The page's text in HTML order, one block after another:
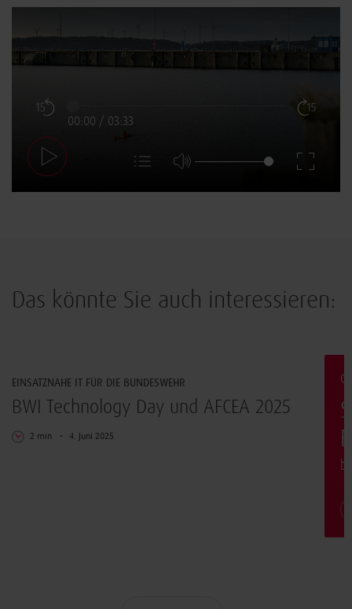
00:00 / 03:33
Das könnte Sie auch interessieren:
EINSATZNAHE IT FÜR DIE BUNDESWEHR
BWI Technology Day und AFCEA 2025
2 min 4. Juni 2025